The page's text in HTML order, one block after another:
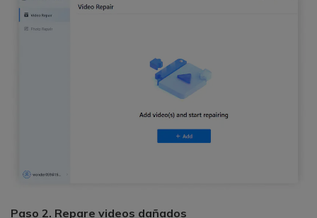
Paso 2. Repare videos dañados